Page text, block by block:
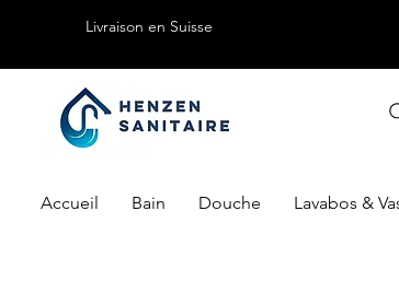
Livraison en Suisse
Accueil Bain Douche Lavabos &